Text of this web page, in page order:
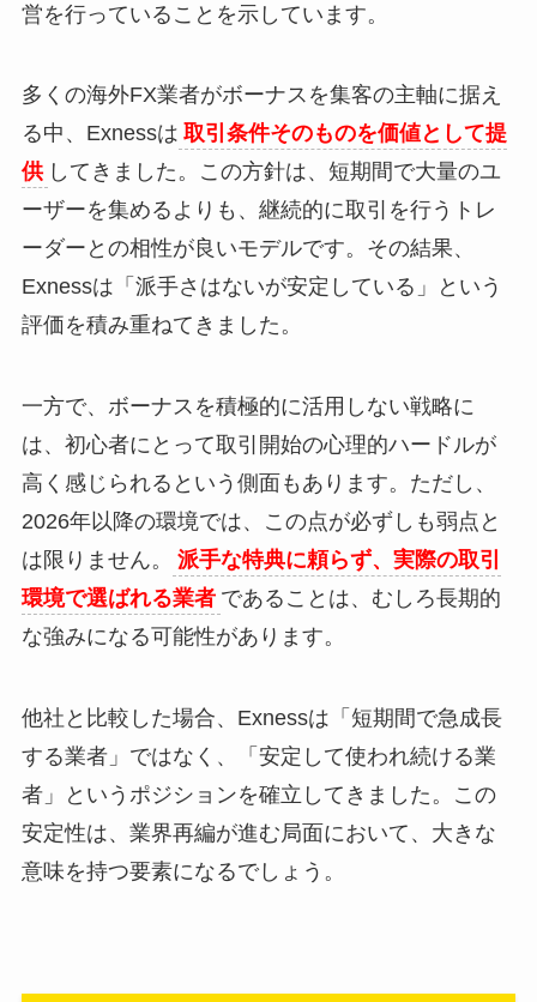
営を行っていることを示しています。
多くの海外FX業者がボーナスを集客の主軸に据え
る中、Exnessは 取引条件そのものを価値として提
供 してきました。この方針は、短期間で大量のユ
ーザーを集めるよりも、継続的に取引を行うトレ
ーダーとの相性が良いモデルです。その結果、
Exnessは「派手さはないが安定している」という
評価を積み重ねてきました。
一方で、ボーナスを積極的に活用しない戦略に
は、初心者にとって取引開始の心理的ハードルが
高く感じられるという側面もあります。ただし、
2026年以降の環境では、この点が必ずしも弱点と
は限りません。
派手な特典に頼らず、実際の取引
環境で選ばれる業者 であることは、むしろ長期的
な強みになる可能性があります。
他社と比較した場合、Exnessは「短期間で急成長
する業者」ではなく、「安定して使われ続ける業
者」というポジションを確立してきました。この
安定性は、業界再編が進む局面において、大きな
意味を持つ要素になるでしょう。